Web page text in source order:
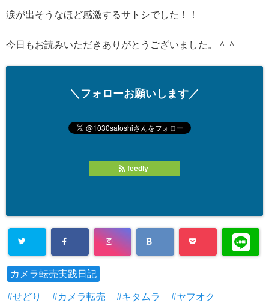
涙が出そうなほど感激するサトシでした！！
今日もお読みいただきありがとうございました。＾＾
＼フォローお願いします／
feedly
カメラ転売実践日記
せどり カメラ転売 キタムラ
ヤフオク